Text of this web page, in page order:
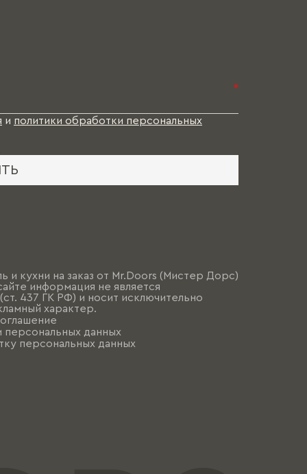
*
и политики обработки персональных
и кухни на заказ от Mr.Doors (Мистер Дорс)
информация не является
437 ГК РФ) и носит исключительно
характер.
персональных данных
персональных данных